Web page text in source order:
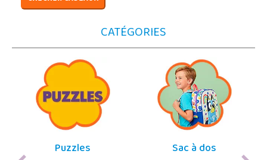
CATÉGORIES
Puzzles Sac à dos